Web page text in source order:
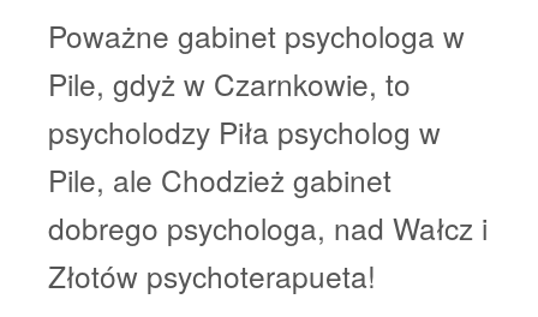
Poważne gabinet psychologa w
Pile, gdyż w Czarnkowie, to
psycholodzy Piła psycholog w
Pile, ale Chodzież gabinet
dobrego psychologa, nad Wałcz i
Złotów psychoterapueta!